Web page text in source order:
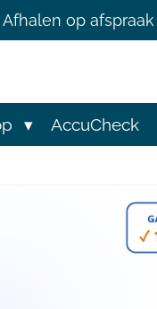
Afhalen op afspraak
AccuCheck